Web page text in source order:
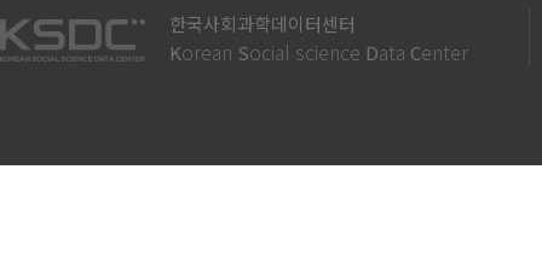
한국사회과학데이터센터
Korean Social science Data Center